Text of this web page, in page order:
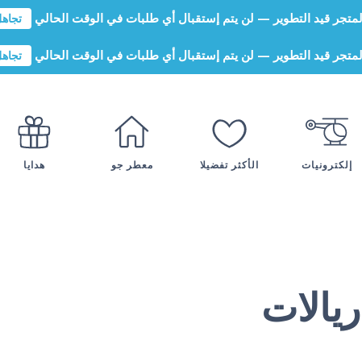
قيد التطوير — لن يتم إستقبال أي طلبات في الوقت الحالي
قيد التطوير — لن يتم إستقبال أي طلبات في الوقت الحالي
إلكترونيات الأكثر تفضيلا معطر جو هدايا